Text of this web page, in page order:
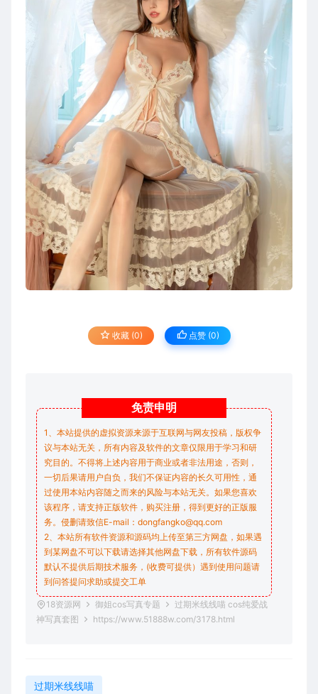
收藏 (0) 点赞 (0)
免责申明
1、本站提供的虚拟资源来源于互联网与网友投稿，版权争
议与本站无关，所有内容及软件的文章仅限用于学习和研
究目的。不得将上述内容用于商业或者非法用途，否则，
一切后果请用户自负，我们不保证内容的长久可用性，通
过使用本站内容随之而来的风险与本站无关。如果您喜欢
该程序，请支持正版软件，购买注册，得到更好的正版服
务。侵删请致信E-mail：dongfangko@qq.com
2、本站所有软件资源和源码均上传至第三方网盘，如果遇
到某网盘不可以下载请选择其他网盘下载，所有软件源码
默认不提供后期技术服务，(收费可提供）遇到使用问题请
到问答提问求助或提交工单
18资源网 御姐cos写真专题
过期米线线喵 cos纯爱战
神写真套图
https://www.51888w.com/3178.html
过期米线线喵